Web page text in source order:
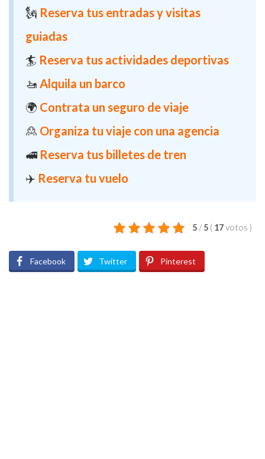
🗽 Reserva tus entradas y visitas
guiadas
🏄 Reserva tus actividades deportivas
🚤 Alquila un barco
🌍 Contrata un seguro de viaje
🙎 Organiza tu viaje con una agencia
🚅 Reserva tus billetes de tren
✈️ Reserva tu vuelo
5 / 5 ( 17 votos )
Facebook Twitter Pinterest